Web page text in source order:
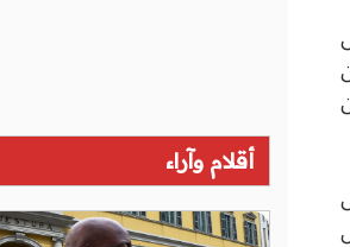
أقلام وآراء